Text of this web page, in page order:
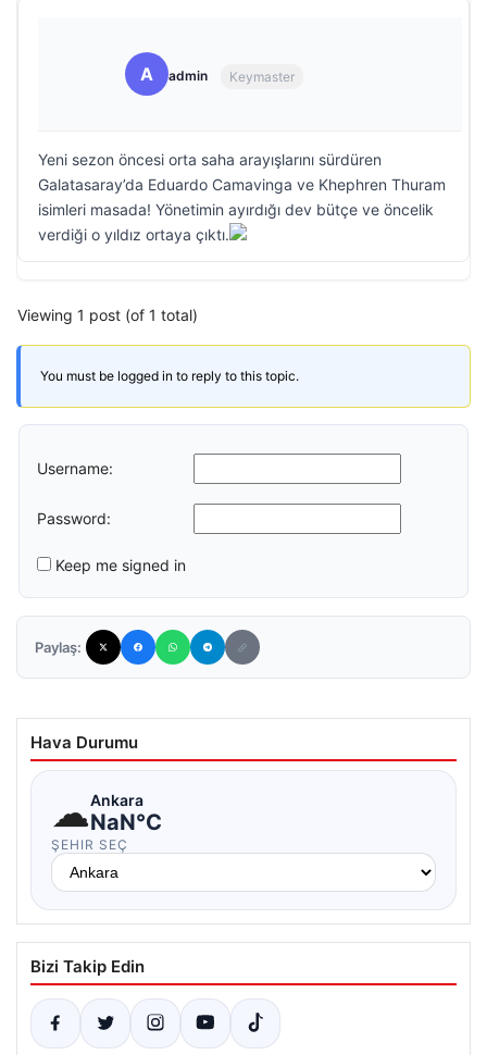
A admin Keymaster
Yeni sezon öncesi orta saha arayışlarını sürdüren
Galatasaray’da Eduardo Camavinga ve Khephren Thuram
isimleri masada! Yönetimin ayırdığı dev bütçe ve öncelik
verdiği o yıldız ortaya çıktı.
Viewing 1 post (of 1 total)
You must be logged in to reply to this topic.
Username:
Password:
Keep me signed in
Paylaş:
Hava Durumu
☁Ankara
NaN°C
ŞEHIR SEÇ
Bizi Takip Edin